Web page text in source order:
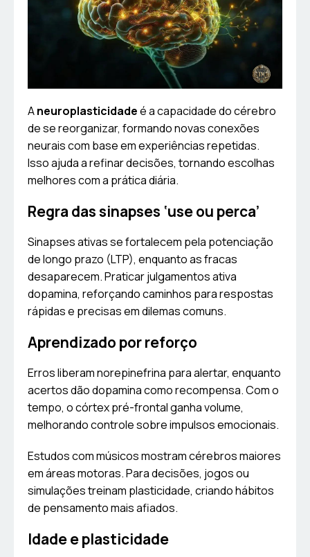
Aneuroplasticidadeé a capacidade do cérebro
de se reorganizar, formando novas conexões
neurais com base em experiências repetidas.
Isso ajuda a refinar decisões, tornando escolhas
melhores com a prática diária.
Regra das sinapses ‘use ou perca’
Sinapses ativas se fortalecem pela potenciação
de longo prazo (LTP), enquanto as fracas
desaparecem. Praticar julgamentos ativa
dopamina, reforçando caminhos para respostas
rápidas e precisas em dilemas comuns.
Aprendizado por reforço
Erros liberam norepinefrina para alertar, enquanto
acertos dão dopamina como recompensa. Com o
tempo, o córtex pré-frontal ganha volume,
melhorando controle sobre impulsos emocionais.
Estudos com músicos mostram cérebros maiores
em áreas motoras. Para decisões, jogos ou
simulações treinam plasticidade, criando hábitos
de pensamento mais afiados.
Idade e plasticidade